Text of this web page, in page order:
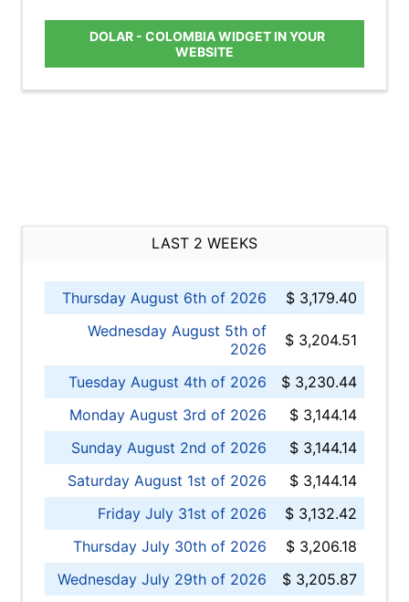
DOLAR - COLOMBIA WIDGET IN YOUR
WEBSITE
LAST 2 WEEKS
Thursday August 6th of 2026
$ 3,179.40
Wednesday August 5th of
2026
$ 3,204.51
Tuesday August 4th of 2026
$ 3,230.44
Monday August 3rd of 2026
$ 3,144.14
Sunday August 2nd of 2026
$ 3,144.14
Saturday August 1st of 2026
$ 3,144.14
Friday July 31st of 2026
$ 3,132.42
Thursday July 30th of 2026
$ 3,206.18
Wednesday July 29th of 2026
$ 3,205.87